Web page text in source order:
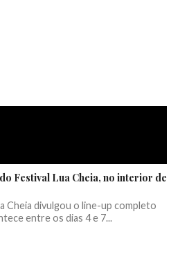
Festival Lua Cheia, no interior de
Cheia divulgou o line-up completo
entre os dias 4 e 7...